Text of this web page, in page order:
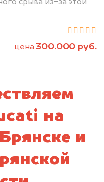
срыва из-за этой
цена 300.000 руб.
на
и